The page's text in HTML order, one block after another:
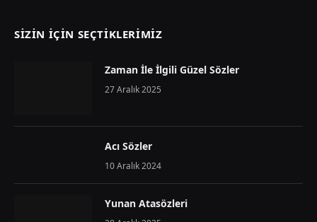
SIZIN İÇIN SEÇTIKLERIMIZ
Zaman İle İlgili Güzel Sözler
27 Aralık 2025
Acı Sözler
10 Aralık 2024
Yunan Atasözleri